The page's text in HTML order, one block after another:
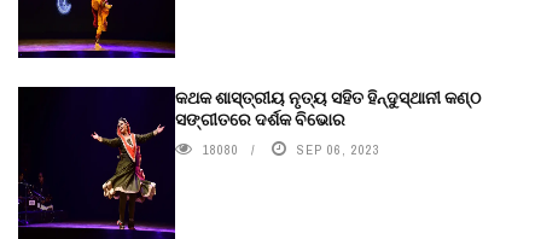
କଥକ ଶାସ୍ତ୍ରୀୟ ନୃତ୍ୟ ସହିତ ହିନ୍ଦୁସ୍ଥାନୀ କଣ୍ଠ
ସଙ୍ଗୀତରେ ଦର୍ଶକ ବିଭୋର
18080 SEP 06, 2023